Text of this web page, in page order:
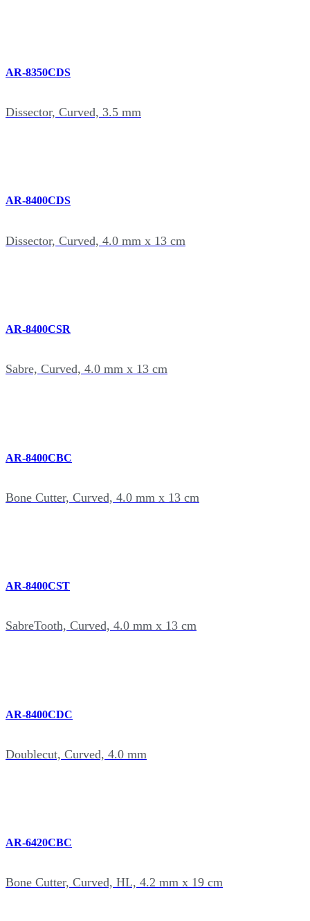
AR-8350CDS
Dissector, Curved, 3.5 mm
AR-8400CDS
Dissector, Curved, 4.0 mm x 13 cm
AR-8400CSR
Sabre, Curved, 4.0 mm x 13 cm
AR-8400CBC
Bone Cutter, Curved, 4.0 mm x 13 cm
AR-8400CST
SabreTooth, Curved, 4.0 mm x 13 cm
AR-8400CDC
Doublecut, Curved, 4.0 mm
AR-6420CBC
Bone Cutter, Curved, HL, 4.2 mm x 19 cm